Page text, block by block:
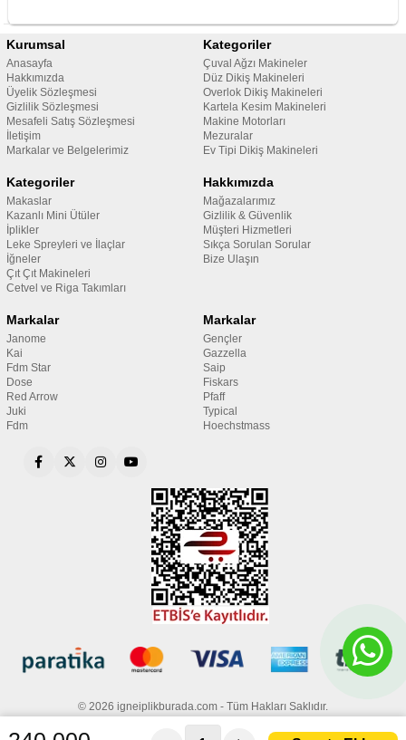
Kurumsal
Anasayfa
Hakkımızda
Üyelik Sözleşmesi
Gizlilik Sözleşmesi
Mesafeli Satış Sözleşmesi
İletişim
Markalar ve Belgelerimiz
Kategoriler
Çuval Ağzı Makineler
Düz Dikiş Makineleri
Overlok Dikiş Makineleri
Kartela Kesim Makineleri
Makine Motorları
Mezuralar
Ev Tipi Dikiş Makineleri
Kategoriler
Makaslar
Kazanlı Mini Ütüler
İplikler
Leke Spreyleri ve İlaçlar
İğneler
Çıt Çıt Makineleri
Cetvel ve Riga Takımları
Hakkımızda
Mağazalarımız
Gizlilik & Güvenlik
Müşteri Hizmetleri
Sıkça Sorulan Sorular
Bize Ulaşın
Markalar
Janome
Kai
Fdm Star
Dose
Red Arrow
Juki
Fdm
Markalar
Gençler
Gazzella
Saip
Fiskars
Pfaff
Typical
Hoechstmass
© 2026 igneiplikburada.com - Tüm Hakları Saklıdır.